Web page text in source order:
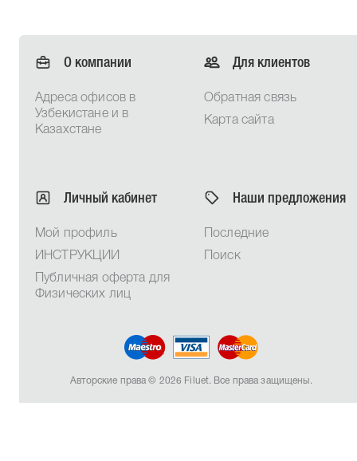
О компании
Адреса офисов в
Узбекистане и в
Казахстане
Для клиентов
Обратная связь
Карта сайта
Личный кабинет
Мой профиль
ИНСТРУКЦИИ
Публичная оферта для
Физических лиц
Наши предложения
Последние
Поиск
Авторские права © 2026 Filuet. Все права защищены.